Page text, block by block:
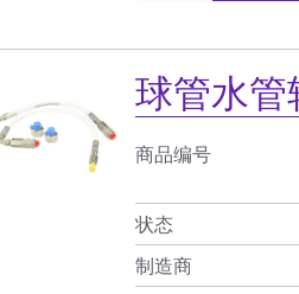
球管水管
商品编号
状态
制造商